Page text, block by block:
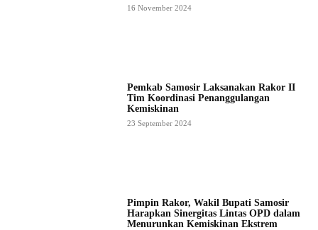
16 November 2024
Pemkab Samosir Laksanakan Rakor II
Tim Koordinasi Penanggulangan
Kemiskinan
23 September 2024
Pimpin Rakor, Wakil Bupati Samosir
Harapkan Sinergitas Lintas OPD dalam
Menurunkan Kemiskinan Ekstrem